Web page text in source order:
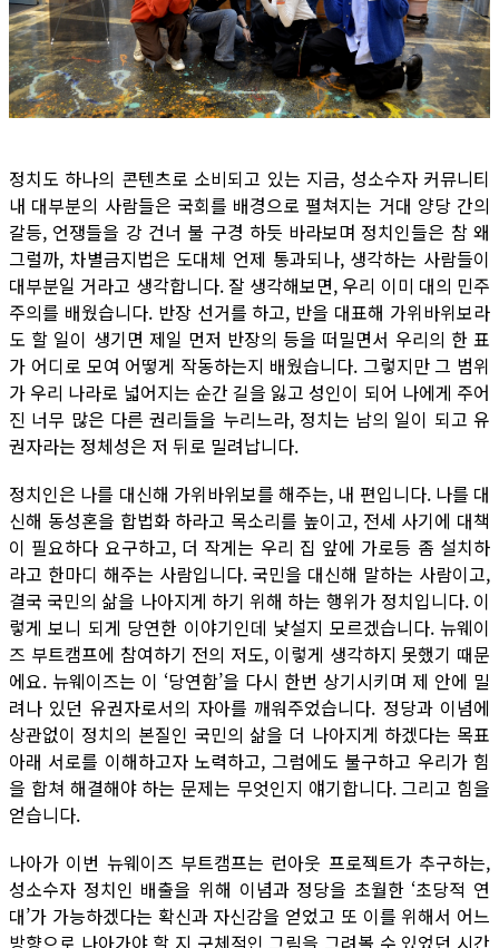
정치도 하나의 콘텐츠로 소비되고 있는 지금, 성소수자 커뮤니티
내 대부분의 사람들은 국회를 배경으로 펼쳐지는 거대 양당 간의
갈등, 언쟁들을 강 건너 불 구경 하듯 바라보며 정치인들은 참 왜
그럴까, 차별금지법은 도대체 언제 통과되나, 생각하는 사람들이
대부분일 거라고 생각합니다. 잘 생각해보면, 우리 이미 대의 민주
주의를 배웠습니다. 반장 선거를 하고, 반을 대표해 가위바위보라
도 할 일이 생기면 제일 먼저 반장의 등을 떠밀면서 우리의 한 표
가 어디로 모여 어떻게 작동하는지 배웠습니다. 그렇지만 그 범위
가 우리 나라로 넓어지는 순간 길을 잃고 성인이 되어 나에게 주어
진 너무 많은 다른 권리들을 누리느라, 정치는 남의 일이 되고 유
권자라는 정체성은 저 뒤로 밀려납니다.
정치인은 나를 대신해 가위바위보를 해주는, 내 편입니다. 나를 대
신해 동성혼을 합법화 하라고 목소리를 높이고, 전세 사기에 대책
이 필요하다 요구하고, 더 작게는 우리 집 앞에 가로등 좀 설치하
라고 한마디 해주는 사람입니다. 국민을 대신해 말하는 사람이고,
결국 국민의 삶을 나아지게 하기 위해 하는 행위가 정치입니다. 이
렇게 보니 되게 당연한 이야기인데 낯설지 모르겠습니다. 뉴웨이
즈 부트캠프에 참여하기 전의 저도, 이렇게 생각하지 못했기 때문
에요. 뉴웨이즈는 이 ‘당연함’을 다시 한번 상기시키며 제 안에 밀
려나 있던 유권자로서의 자아를 깨워주었습니다. 정당과 이념에
상관없이 정치의 본질인 국민의 삶을 더 나아지게 하겠다는 목표
아래 서로를 이해하고자 노력하고, 그럼에도 불구하고 우리가 힘
을 합쳐 해결해야 하는 문제는 무엇인지 얘기합니다. 그리고 힘을
얻습니다.
나아가 이번 뉴웨이즈 부트캠프는 런아웃 프로젝트가 추구하는,
성소수자 정치인 배출을 위해 이념과 정당을 초월한 ‘초당적 연
대’가 가능하겠다는 확신과 자신감을 얻었고 또 이를 위해서 어느
방향으로 나아가야 할 지 구체적인 그림을 그려볼 수 있었던 시간